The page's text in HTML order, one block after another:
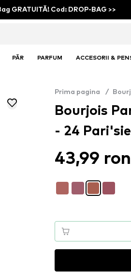
GRATUITĂ! Cod: DROP-BAG >>
PĂR PARFUM ACCESORII &
Prima pagina /
Bourjois
- 24
43,99 ron